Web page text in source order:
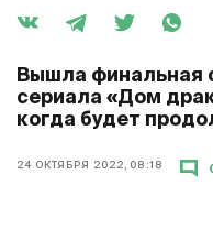
Вышла финальная
сериала «Дом
когда будет
24 ОКТЯБРЯ 2022, 08:18